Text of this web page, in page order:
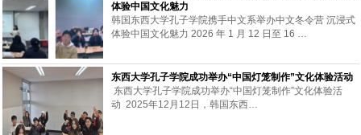
体验中国文化魅力
韩国东西大学孔子学院携手中文系举办中文冬令营 沉浸式
体验中国文化魅力 2026 年 1 月 12 日至 16 …
东西大学孔子学院成功举办“中国灯笼制作”文化体验活动
东西大学孔子学院成功举办“中国灯笼制作”文化体验活
动 2025年12月12日，韩国东西…